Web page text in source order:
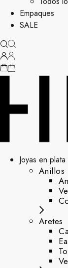
Empaques
SALE
Joyas en
Anillos
Aretes